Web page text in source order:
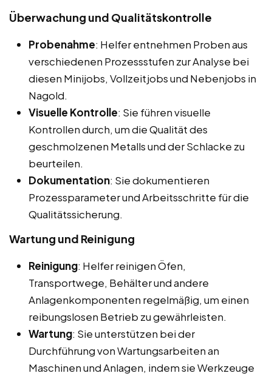
Überwachung und Qualitätskontrolle
Probenahme: Helfer entnehmen Proben aus
verschiedenen Prozessstufen zur Analyse bei
diesen Minijobs, Vollzeitjobs und Nebenjobs in
Nagold.
Visuelle Kontrolle: Sie führen visuelle
Kontrollen durch, um die Qualität des
geschmolzenen Metalls und der Schlacke zu
beurteilen.
Dokumentation: Sie dokumentieren
Prozessparameter und Arbeitsschritte für die
Qualitätssicherung.
Wartung und Reinigung
Reinigung: Helfer reinigen Öfen,
Transportwege, Behälter und andere
Anlagenkomponenten regelmäßig, um einen
reibungslosen Betrieb zu gewährleisten.
Wartung: Sie unterstützen bei der
Durchführung von Wartungsarbeiten an
Maschinen und Anlagen, indem sie Werkzeuge